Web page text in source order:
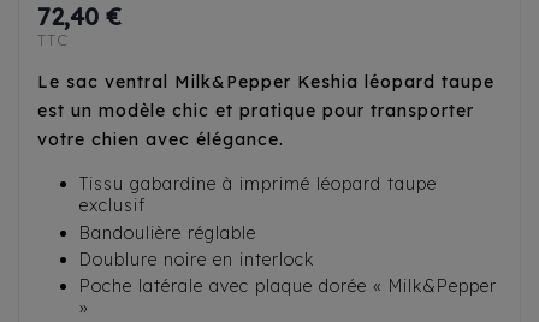
72,40 €
TTC
Le sac ventral Milk&Pepper Keshia léopard taupe
est un modèle chic et pratique pour transporter
votre chien avec élégance.
Tissu gabardine à imprimé léopard taupe
exclusif
Bandoulière réglable
Doublure noire en interlock
Poche latérale avec plaque dorée « Milk&Pepper
»